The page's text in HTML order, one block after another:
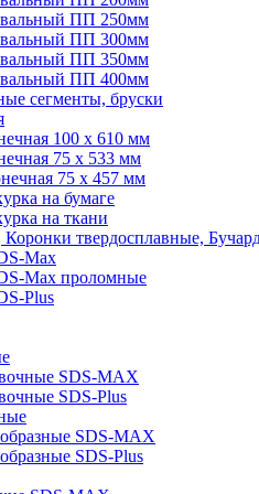
ПП 250мм
ПП 300мм
ПП 350мм
ПП 400мм
сегменты, бруски
100 х 610 мм
75 х 533 мм
75 х 457 мм
на бумаге
на ткани
твердосплавные,
Max
Max проломные
Plus
SDS-MAX
SDS-Plus
SDS-MAX
SDS-Plus